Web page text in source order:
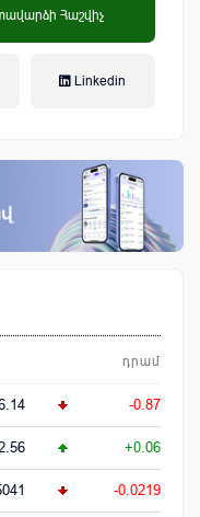
Հաշվիչ
Linkedin
դրամ
-0.87
+0.06
-0.0219